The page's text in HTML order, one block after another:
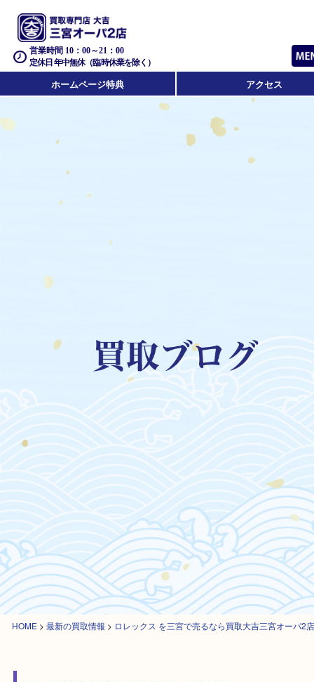
営業時間 10：00～21：00
定休日 年中無休（臨時休業を除く）
ホームページ特典 アクセス
HOME